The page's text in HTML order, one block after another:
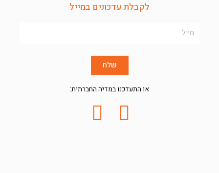
לקבלת עדכונים במייל
שלח
או התעדכנו במדיה החברתית: